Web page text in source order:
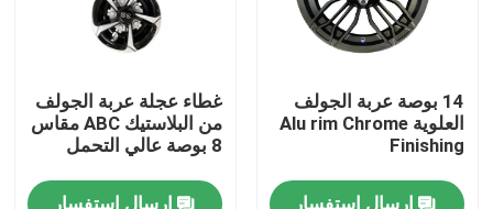
14 بوصة عربة الجولف
العلوية Alu rim Chrome
Finishing
إرسال استفسار
غطاء عجلة عربة الجولف
من البلاستيك ABC مقاس
8 بوصة عالي التحمل
إرسال استفسار